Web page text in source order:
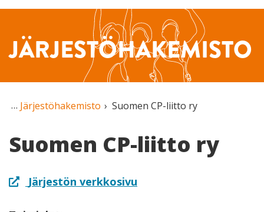
JÄRJESTÖHAKEMISTO
Järjestöhakemisto Suomen CP-liitto ry
Suomen CP-liitto ry
Järjestön verkkosivu